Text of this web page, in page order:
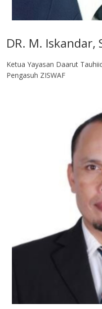
DR. M. Iskandar,
Ketua Yayasan Daarut
Pengasuh ZISWAF